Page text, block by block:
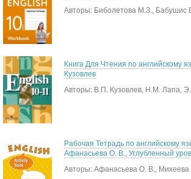
Авторы: Биболетова М.З., Бабушис
Книга Для Чтения по английскому
Кузовлев
Авторы: В.П. Кузовлев, Н.М. Лапа,
Рабочая Тетрадь по английскому
Афанасьева О. В., Углубленный
Авторы: Афанасьева О. В.,